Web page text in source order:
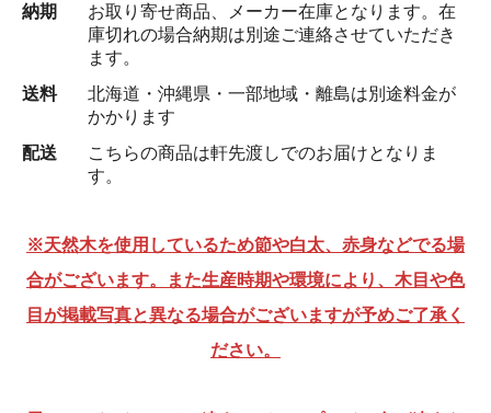
納期
お取り寄せ商品、メーカー在庫となります。在
庫切れの場合納期は別途ご連絡させていただき
ます。
送料
北海道・沖縄県・一部地域・離島は別途料金が
かかります
配送
こちらの商品は軒先渡しでのお届けとなりま
す。
※天然木を使用しているため節や白太、赤身などでる場
合がございます。また生産時期や環境により、木目や色
目が掲載写真と異なる場合がございますが予めご了承く
ださい。